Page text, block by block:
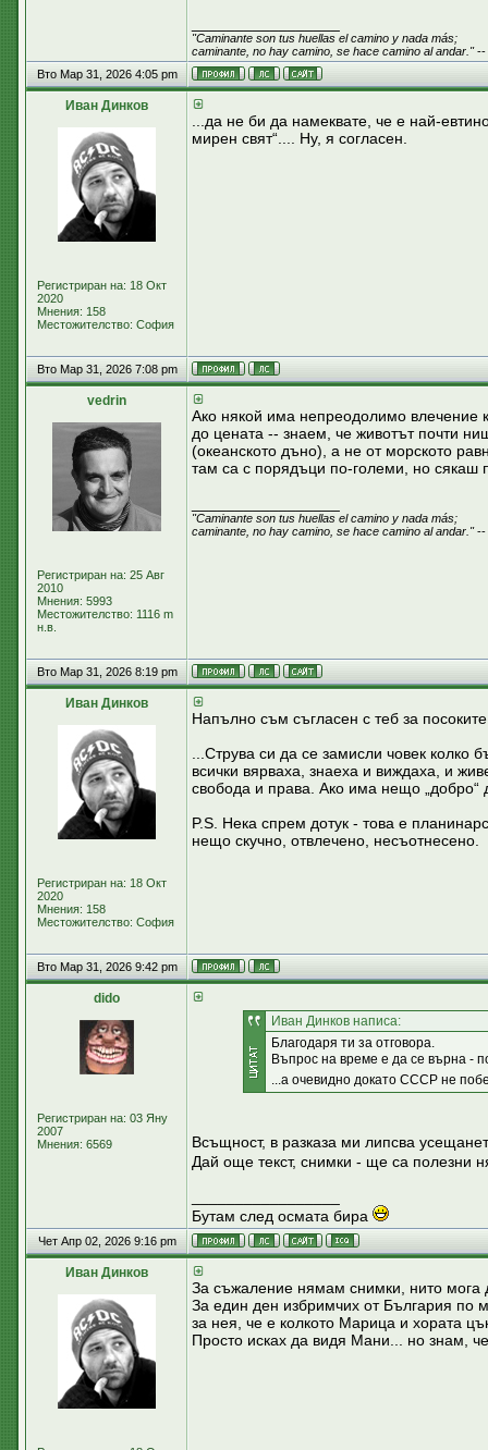
"Caminante son tus huellas el camino y nada más;
caminante, no hay camino, se hace camino al andar."--
Вто Мар 31, 2026 4:05 pm
Иван Динков
Регистриран на: 18 Окт
2020
Мнения: 158
Местожителство: София
...да не би да намеквате, че е най-
мирен свят“.... Ну, я согласен.
Вто Мар 31, 2026 7:08 pm
vedrin
Регистриран на: 25 Авг
2010
Мнения: 5993
Местожителство: 1116 m
н.в.
Ако някой има непреодолимо влечение
до цената -- знаем, че животът почти
(океанското дъно), а не от морското
там са с порядъци по-големи, но сякаш
"Caminante son tus huellas el camino y nada más;
caminante, no hay camino, se hace camino al andar."--
Вто Мар 31, 2026 8:19 pm
Иван Динков
Регистриран на: 18 Окт
2020
Мнения: 158
Местожителство: София
Напълно съм съгласен с теб за
...Струва си да се замисли човек
всички вярваха, знаеха и виждаха, и
свобода и права. Ако има нещо „добро“
P.S. Нека спрем дотук - това е
нещо скучно, отвлечено, несъотнесено.
Вто Мар 31, 2026 9:42 pm
dido
Регистриран на: 03 Яну
2007
Мнения: 6569
Иван Динков написа:
Благодаря ти за отговора.
Въпрос на време е да се върна -
...а очевидно докато СССР не
Всъщност, в разказа ми липсва
Дай още текст, снимки - ще са полезни
Бутам след осмата бира
Чет Апр 02, 2026 9:16 pm
Иван Динков
За съжаление нямам снимки, нито
За един ден избримчих от България по
за нея, че е колкото Марица и хората
Просто исках да видя Мани... но знам,